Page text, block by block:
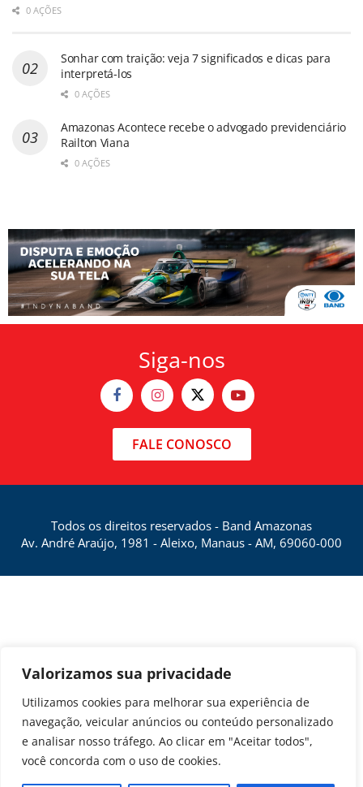
Valorizamos sua privacidade
Utilizamos cookies para melhorar sua experiência de
navegação, veicular anúncios ou conteúdo personalizado
e analisar nosso tráfego. Ao clicar em "Aceitar todos",
você concorda com o uso de cookies.
0 AÇÕES
Sonhar com traição: veja 7 significados e dicas para
interpretá-los
0 AÇÕES
Amazonas Acontece recebe o advogado previdenciário
Railton Viana
0 AÇÕES
Siga-nos
FALE CONOSCO
Todos os direitos reservados - Band Amazonas
Av. André Araújo, 1981 - Aleixo, Manaus - AM, 69060-000